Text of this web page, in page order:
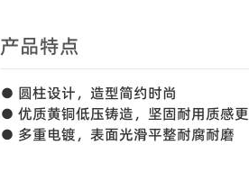
产品特点
● 圆柱设计，造型简约时尚
● 优质黄铜低压铸造，坚固耐用质感
● 多重电镀，表面光滑平整耐腐耐磨